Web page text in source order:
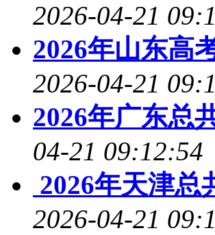
2026-04-21
2026年山东高
2026-04-21
2026年广东总
04-21 09:12:54
2026年天津总
2026-04-21